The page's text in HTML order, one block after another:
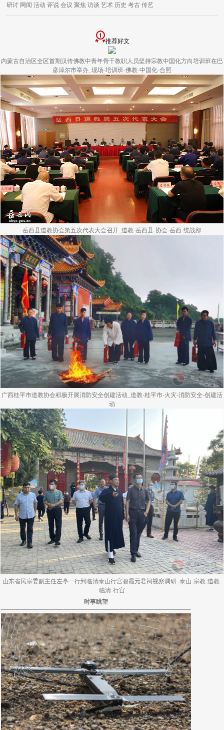
研讨 网闻 活动 评说 会议 聚焦 访谈 艺术 历史 考古 传艺
推荐好文
内蒙古自治区全区首期汉传佛教中青年骨干教职人员坚持宗教中国化方向培训班在巴
彦淖尔市举办_现场-培训班-佛教-中国化-合照
岳西县道教协会第五次代表大会召开_道教-岳西县-协会-岳西-统战部
广西桂平市道教协会积极开展消防安全创建活动_道教-桂平市-火灾-消防安全-创建活
动
山东省民宗委副主任左亭一行到临清泰山行宫碧霞元君祠视察调研_泰山-宗教-道教-
临清-行宫
时事眺望